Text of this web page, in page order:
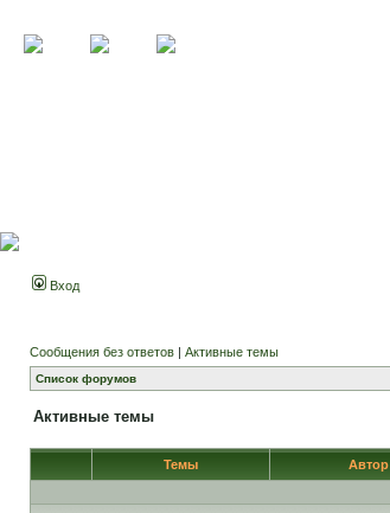
Вход
Сообщения без ответов | Активные темы
Список форумов
Активные темы
Темы Автор